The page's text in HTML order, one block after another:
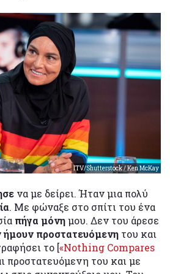
ITV/Shutterstock / Ken McKay
να με δείρει. Ήταν μια πολύ
. Με φώναξε στο σπίτι του ένα
πήγα μόνημου. Δεν του άρεσε
ήμουν προστατευόμενη του και
το [«Nothing Compares
προστατευόμενη του και με